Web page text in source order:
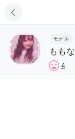
モデル
ももな
4